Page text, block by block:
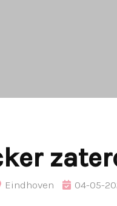
Eindhoven 04-05-